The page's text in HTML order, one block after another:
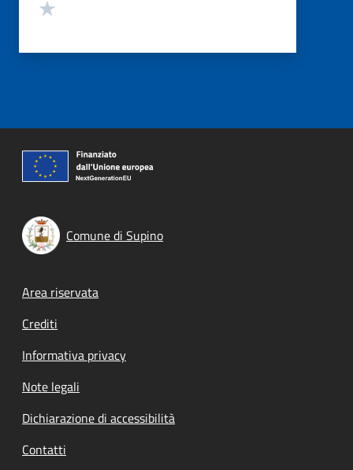
Comune di Supino
Footer menu
Area riservata
Crediti
Informativa privacy
Note legali
Dichiarazione di accessibilità
Contatti